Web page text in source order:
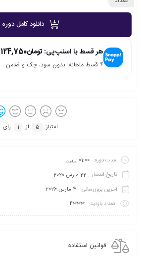
دانلود کامل دوره
هر قسط با اسنپ‌پی:تومان124,750
۴ قسط ماهانه. بدون سود، چک و ضامن.
امتیاز 5 از 1 رای
مدت دوره: 01:00 ساعت
تاریخ انتشار: 22 مارس 2020
آخرین بروزرسانی: 4 مارس 2026
تعداد بازدید: 4333
قوانین استفاده